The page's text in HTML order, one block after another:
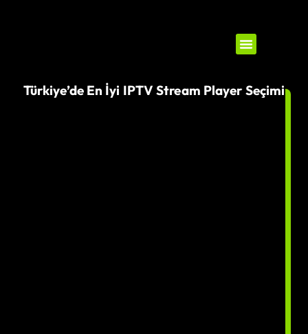
Türkiye’de En İyi IPTV Stream Player Seçimi